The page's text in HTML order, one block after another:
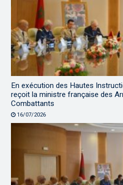
En exécution des Hautes
reçoit la ministre française des
Combattants
16/07/2026